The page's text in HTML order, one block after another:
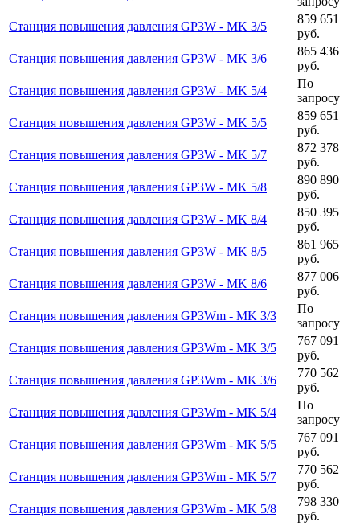
Станция повышения давления GP3W - MK 3/5
859 651
руб.
Станция повышения давления GP3W - MK 3/6
865 436
руб.
Станция повышения давления GP3W - MK 5/4
По
запросу
Станция повышения давления GP3W - MK 5/5
859 651
руб.
Станция повышения давления GP3W - MK 5/7
872 378
руб.
Станция повышения давления GP3W - MK 5/8
890 890
руб.
Станция повышения давления GP3W - MK 8/4
850 395
руб.
Станция повышения давления GP3W - MK 8/5
861 965
руб.
Станция повышения давления GP3W - MK 8/6
877 006
руб.
Станция повышения давления GP3Wm - MK 3/3
По
запросу
Станция повышения давления GP3Wm - MK 3/5
767 091
руб.
Станция повышения давления GP3Wm - MK 3/6
770 562
руб.
Станция повышения давления GP3Wm - MK 5/4
По
запросу
Станция повышения давления GP3Wm - MK 5/5
767 091
руб.
Станция повышения давления GP3Wm - MK 5/7
770 562
руб.
Станция повышения давления GP3Wm - MK 5/8
798 330
руб.